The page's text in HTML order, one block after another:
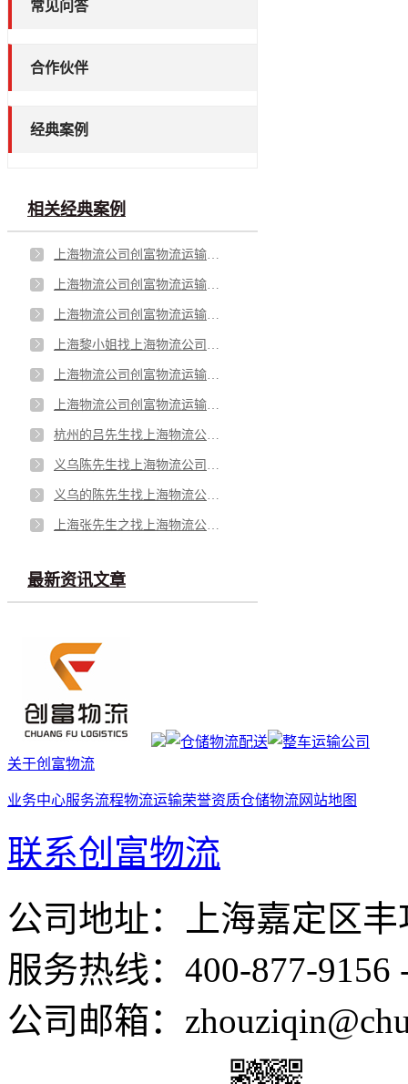
常见问答
合作伙伴
经典案例
相关经典案例
最新资讯文章
关于创富物流
业务中心服务流程物流运输荣誉资质仓储物流网站地图
联系创富物流
公司地址：上海嘉定区丰
服务热线：400-877-9156
公司邮箱：